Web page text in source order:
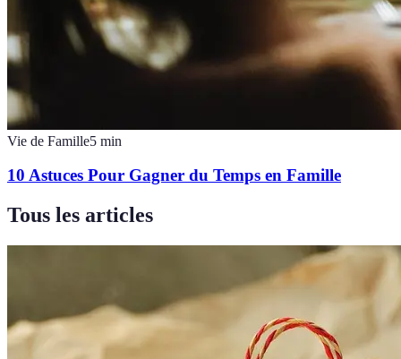
Vie de Famille5 min
10 Astuces Pour Gagner du Temps en Famille
Tous les articles